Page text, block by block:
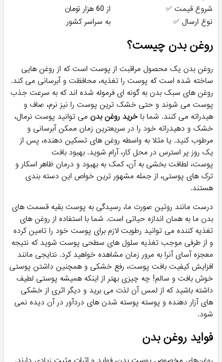
قطعا می دانید کهروغن بدن های مغذی تا چه حد برای سلامتی
پوست مفید هستند! این مفید بودن و خواص گسترده سبب شده
است تا خرید روغن بدن به هر کسی که دوست دارد پوستی سالم و
شاداب داشته باشد پیشنهاد شود. با ما در ادامه همراه باشید تا
درباره قیمت، راهنمای خرید و خاصیت های این محصولات، اطلاعات
جامعی را در اختیار شما عزیزان قرار دهیم.
تعداد محصول ❓
بیش از 30 مدل مختلف
میزان تخفیف 💯
تا 30 درصد
شروع قیمت ✅
از 60 هزار تومان
نوع ارسال ✅
به سراسر کشور
روغن بدن چیست؟
روغن بدن یک محصول مراقبت از پوست است که از روغن هایی
ساخته شده است که پوست را تغذیه، محافظت و آبرسانی می کند.
روغن های سبک بدن به گونه ای فرموله شده اند که به سرعت جذب
پوست می شوند و حتی خشک ترین پوست را نیز نرم، صاف و
هیدراته می کنند. شما باخرید روغن بدنمی توانید پوست نرمال،
خشک و دهیدراته خود را در سریعترین زمان ممکن آبرسانی و
مرطوب کنید. یا مثلا به واسطه روغن های تسکین دهنده، پس از
یک روز پر استرس در محل کار، آرام شوید. بهبود بافت
ترک های پوستی، از جمله مشهور ترین خواص این دسته بندی